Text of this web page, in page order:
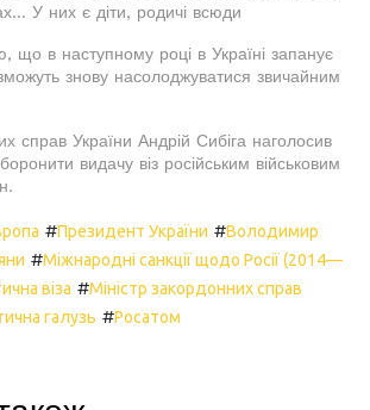
У них є діти, родичі всюди
що в наступному році в Україні запанує
знову насолоджуватися звичайним
справ України Андрій Сибіга наголосив
видачу віз російським військовим
#Президент України #Володимир
#Міжнародні санкції щодо Росії (2014—
віза #Міністр закордонних справ
галузь #Росатом